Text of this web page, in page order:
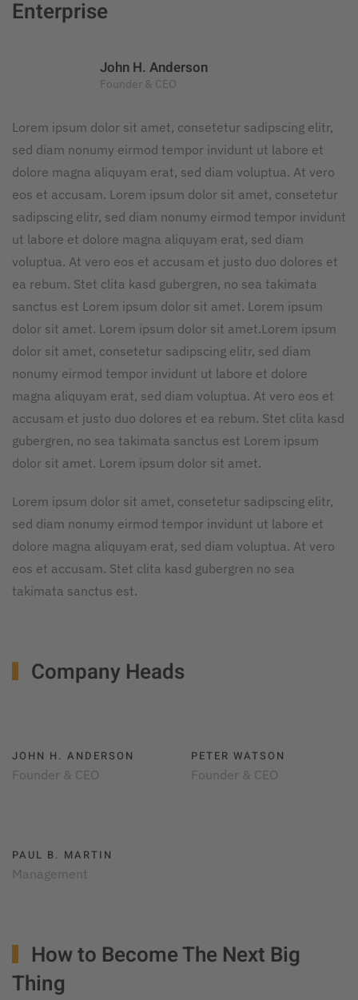
Enterprise
John H. Anderson
Founder & CEO
Lorem ipsum dolor sit amet, consetetur sadipscing elitr,
sed diam nonumy eirmod tempor invidunt ut labore et
dolore magna aliquyam erat, sed diam voluptua. At vero
eos et accusam. Lorem ipsum dolor sit amet, consetetur
sadipscing elitr, sed diam nonumy eirmod tempor invidunt
ut labore et dolore magna aliquyam erat, sed diam
voluptua. At vero eos et accusam et justo duo dolores et
ea rebum. Stet clita kasd gubergren, no sea takimata
sanctus est Lorem ipsum dolor sit amet. Lorem ipsum
dolor sit amet. Lorem ipsum dolor sit amet.Lorem ipsum
dolor sit amet, consetetur sadipscing elitr, sed diam
nonumy eirmod tempor invidunt ut labore et dolore
magna aliquyam erat, sed diam voluptua. At vero eos et
accusam et justo duo dolores et ea rebum. Stet clita kasd
gubergren, no sea takimata sanctus est Lorem ipsum
dolor sit amet. Lorem ipsum dolor sit amet.
Lorem ipsum dolor sit amet, consetetur sadipscing elitr,
sed diam nonumy eirmod tempor invidunt ut labore et
dolore magna aliquyam erat, sed diam voluptua. At vero
eos et accusam. Stet clita kasd gubergren no sea
takimata sanctus est.
Company Heads
JOHN H. ANDERSON
Founder & CEO
PETER WATSON
Founder & CEO
PAUL B. MARTIN
Management
How to Become The Next Big
Thing